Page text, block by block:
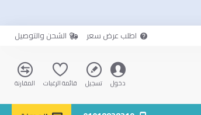
اطلب عرض سعر الشحن والتوصيل
دخول تسجيل قائمة الرغبات المقارنة